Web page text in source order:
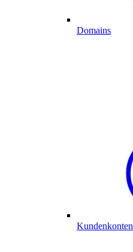
Domains
Kundenkonten